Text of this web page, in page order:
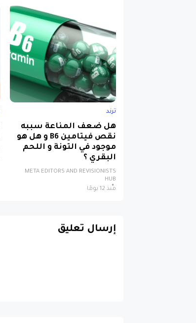
ترند
هل ضعف المناعة سببه
نقص فيتامين B6 و هل هو
موجود في التونة و اللحم
البقري ؟
META EDITORS AND REVISIONISTS
HUB
منذ 12 يومًا
إرسال تعليق